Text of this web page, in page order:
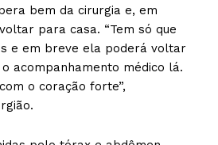
bem da cirurgia e, em
para casa. “Tem só que
e em breve ela poderá voltar
acompanhamento médico lá.
o coração forte”,